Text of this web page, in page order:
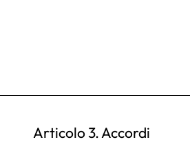
Articolo 3. Accordi